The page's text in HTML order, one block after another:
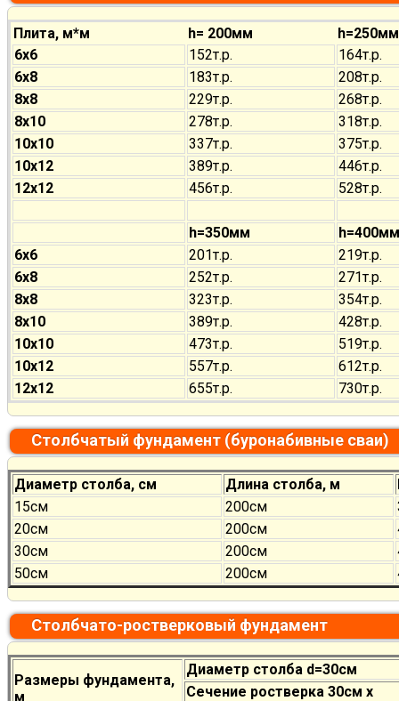
Плита, м*м h= 200мм
h=250мм
6х6
152т.р.
164т.р.
6х8
183т.р.
208т.р.
8х8
229т.р.
268т.р.
8х10
278т.р.
318т.р.
10х10
337т.р.
375т.р.
10х12
389т.р.
446т.р.
12х12
456т.р. 528т.р.
h=350мм
h=400мм
6х6
201т.р.
219т.р.
6х8
252т.р.
271т.р.
8х8
323т.р.
354т.р.
8х10
389т.р.
428т.р.
10х10
473т.р.
519т.р.
10х12
557т.р.
612т.р.
12х12
655т.р. 730т.р.
Столбчатый фундамент (буронабивные сваи)
Диаметр столба, см Длина столба, м
15см
200см
20см
200см
30см
200см
50см
200см
Столбчато-ростверковый фундамент
Размеры фундамента,
м
Диаметр столба d=30см
Сечение ростверка 30см х